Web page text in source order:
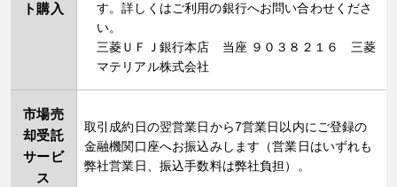
ト購入
す。詳しくはご利用の銀行へお問い合わせくださ
い。
三菱ＵＦＪ銀行本店 当座 ９０３８２１６ 三菱
マテリアル株式会社
市場売
却受託
サービ
ス
取引成約日の翌営業日から7営業日以内にご登録の
金融機関口座へお振込みします（営業日はいずれも
弊社営業日、振込手数料は弊社負担）。